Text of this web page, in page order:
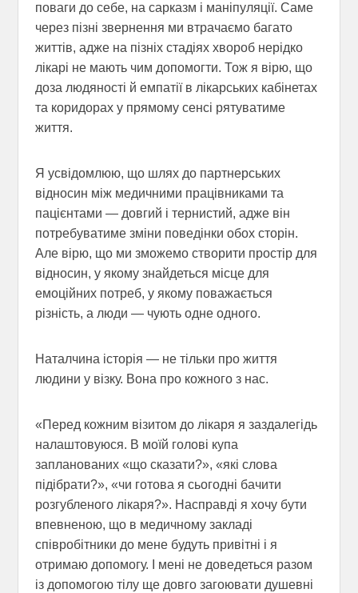
поваги до себе, на сарказм і маніпуляції. Саме
через пізні звернення ми втрачаємо багато
життів, адже на пізніх стадіях хвороб нерідко
лікарі не мають чим допомогти. Тож я вірю, що
доза людяності й емпатії в лікарських кабінетах
та коридорах у прямому сенсі рятуватиме
життя.
Я усвідомлюю, що шлях до партнерських
відносин між медичними працівниками та
пацієнтами — довгий і тернистий, адже він
потребуватиме зміни поведінки обох сторін.
Але вірю, що ми зможемо створити простір для
відносин, у якому знайдеться місце для
емоційних потреб, у якому поважається
різність, а люди — чують одне одного.
Наталчина історія — не тільки про життя
людини у візку. Вона про кожного з нас.
«Перед кожним візитом до лікаря я заздалегідь
налаштовуюся. В моїй голові купа
запланованих «що сказати?», «які слова
підібрати?», «чи готова я сьогодні бачити
розгубленого лікаря?». Насправді я хочу бути
впевненою, що в медичному закладі
співробітники до мене будуть привітні і я
отримаю допомогу. І мені не доведеться разом
із допомогою тілу ще довго загоювати душевні